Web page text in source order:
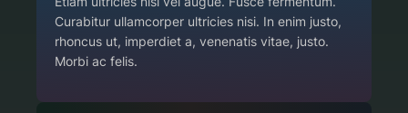
Curabitur ullamcorper ultricies nisi. In enim justo,
rhoncus ut, imperdiet a, venenatis vitae, justo.
Morbi ac felis.